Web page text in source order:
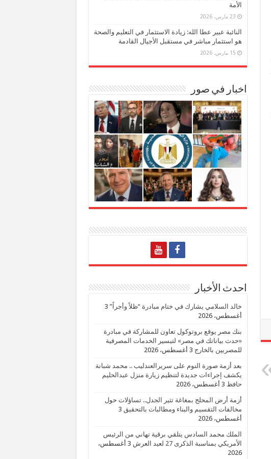
الأمة
23 مارس، 2026
النائبة عبير عطا الله: زيادة الاستثمار في التعليم والصحة
هو استثمار مباشر في مستقبل الأجيال القادمة
15 مارس، 2026
اخبار في صور
احدث الأخبار
خالد السلامي يشارك في ختام مبادرة “ظلاً وأجراً” 3
أغسطس، 2026
بنك مصر يوقع بروتوكول تعاون للمشاركة في مبادرة
«حدث بياناتك في مصر» لتيسير الخدمات المصرفية
للمصريين بالخارج 3 أغسطس، 2026
بعد أزمة صورة النوم على سريرالعندليب .. محمد شبانة
يكشف إجراءات جديدة لتنظيم زيارة منزل عبدالحليم
حافظ 3 أغسطس، 2026
أزمة أرض المحلج بمغاغة تثير الجدل.. تساؤلات حول
مخالفات التقسيم والبناء ومطالبات بالتحقيق 3
أغسطس، 2026
الملك محمد السادس يتلقي برقية تهاني من الرئيس
الأمريكي بمناسبة الذكرى 27 لعيد العرش
3 أغسطس،
2026